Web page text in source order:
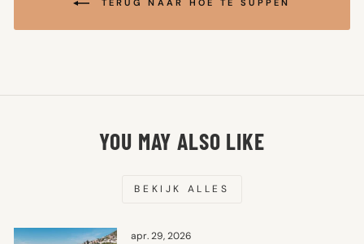
TERUG NAAR HOE TE SUPPEN
YOU MAY ALSO LIKE
BEKIJK ALLES
apr. 29, 2026